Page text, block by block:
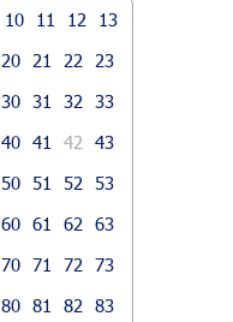
10 11 12
13
20 21 22
23
30 31 32
33
40 41 42
43
50 51 52
53
60 61 62
63
70 71 72
73
80 81 82
83